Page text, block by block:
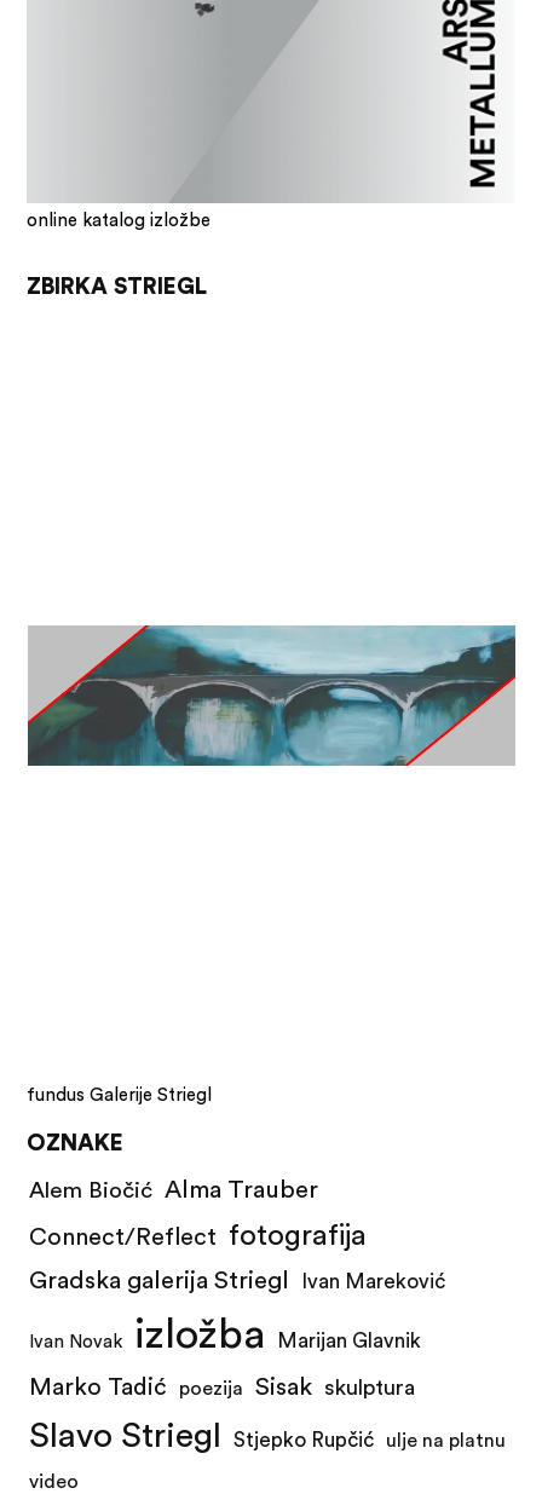
online katalog izložbe
ZBIRKA STRIEGL
fundus Galerije Striegl
OZNAKE
Alem Biočić Alma Trauber
Connect/Reflect fotografija
Gradska galerija Striegl Ivan Mareković
Ivan Novak izložba Marijan Glavnik
Marko Tadić poezija Sisak skulptura
Slavo Striegl Stjepko Rupčić ulje na platnu
video